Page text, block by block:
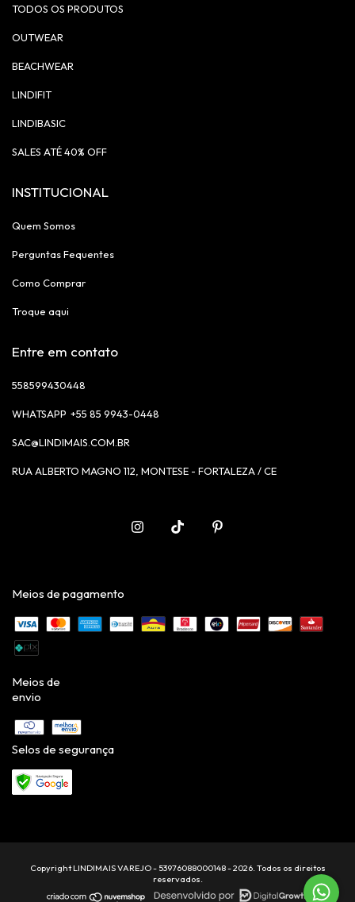
TODOS OS PRODUTOS
OUTWEAR
BEACHWEAR
LINDIFIT
LINDIBASIC
SALES ATÉ 40% OFF
INSTITUCIONAL
Quem Somos
Perguntas Fequentes
Como Comprar
Troque aqui
Entre em contato
558599430448
+55 85 9943-0448
SAC@LINDIMAIS.COM.BR
RUA ALBERTO MAGNO 112, MONTESE - FORTALEZA / CE
Meios de pagamento
Meios de
envio
Selos de segurança
Copyright LINDIMAIS VAREJO - 53976088000148 - 2026. Todos os direitos
reservados.